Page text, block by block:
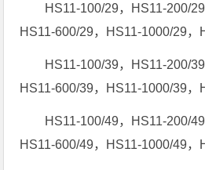
HS11-100/29，HS11-200/
HS11-600/29，HS11-1000/29，
HS11-100/39，HS11-200/
HS11-600/39，HS11-1000/39，
HS11-100/49，HS11-200/
HS11-600/49，HS11-1000/49，